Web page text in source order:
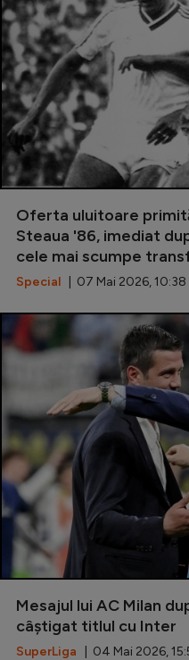
Oferta uluitoare
Steaua '86, imediat
cele mai scumpe
Special | 07 Mai 2026, 10:38
Mesajul lui AC Milan
câștigat titlul cu Inter
SuperLiga | 04 Mai 2026,